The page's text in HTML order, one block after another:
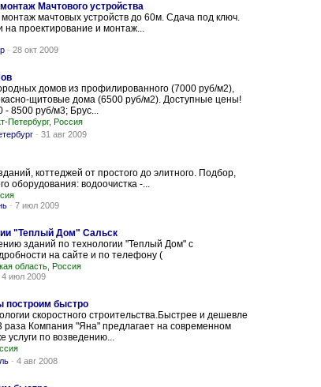
Мачтового устройства
мачтовых устройств до 60м. Сдача под ключ.
проектирование и монтаж...
- 28 окт 2009
домов из профилированного (7000 руб/м2),
щитовые дома (6500 руб/м2). Доступные цены!
- 8500 руб/м3; Брус...
Петербург, Россия
- 31 авг 2009
коттеджей от простого до элитного. Подбор,
оборудования: водоочистка -...
- 7 июл 2009
"Теплый Дом" Сальск
зданий по технологии "Теплый Дом" с
на сайте и по телефону (
область, Россия
4 июл 2009
построим быстро
скоростного строительства.Быстрее и дешевле
раза Компания "Яна" предлагает на современном
услуги по возведению...
- 4 авг 2008